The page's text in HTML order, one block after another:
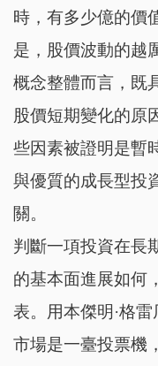
時，有多少億的價
是，股價波動的越
概念整體而言，既
股價短期變化的原
些因素被證明是暫
與優質的成長型投
關。
判斷一項投資在長
的基本面進展如何
表。用本傑明·格
市場是一臺投票機